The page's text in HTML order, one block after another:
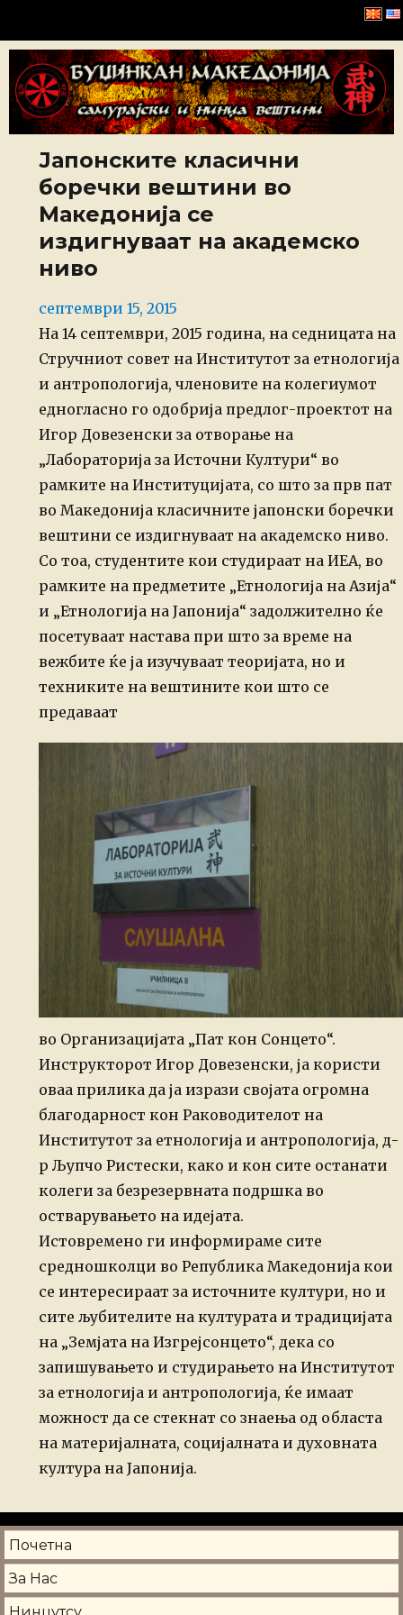
Буџинкан Македонија
Јапонските класични
боречки вештини во
Македонија се
издигнуваат на академско
ниво
Posted
on
септември 15, 2015
На 14 септември, 2015 година, на седницата на
Стручниот совет на Институтот за етнологија
и антропологија, членовите на колегиумот
едногласно го одобрија предлог-проектот на
Игор Довезенски за отворање на
„Лабораторија за Источни Култури“ во
рамките на Институцијата, со што за прв пат
во Македонија класичните јапонски боречки
вештини се издигнуваат на академско ниво.
Со тоа, студентите кои студираат на ИЕА, во
рамките на предметите „Етнологија на Азија“
и „Етнологија на Јапонија“ задолжително ќе
посетуваат настава при што за време на
вежбите ќе ја изучуваат теоријата, но и
техниките на вештините кои што се
предаваат
во Организацијата „Пат кон Сонцето“.
Инструкторот Игор Довезенски, ја користи
оваа прилика да ја изрази својата огромна
благодарност кон Раководителот на
Институтот за етнологија и антропологија, д-
р Љупчо Ристески, како и кон сите останати
колеги за безрезервната подршка во
остварувањето на идејата.
Истовремено ги информираме сите
средношколци во Република Македонија кои
се интересираат за источните култури, но и
сите љубителите на културата и традицијата
на „Земјата на Изгрејсонцето“, дека со
запишувањето и студирањето на Институтот
за етнологија и антропологија, ќе имаат
можност да се стекнат со знаења од областа
на материјалната, социјалната и духовната
култура на Јапонија.
Почетна
За Нас